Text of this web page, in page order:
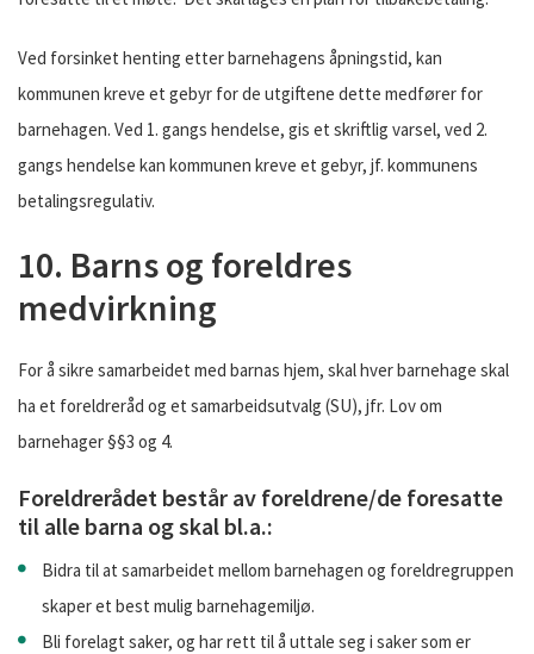
Ved forsinket henting etter barnehagens åpningstid, kan
kommunen kreve et gebyr for de utgiftene dette medfører for
barnehagen. Ved 1. gangs hendelse, gis et skriftlig varsel, ved 2.
gangs hendelse kan kommunen kreve et gebyr, jf. kommunens
betalingsregulativ.
10. Barns og foreldres
medvirkning
For å sikre samarbeidet med barnas hjem, skal hver barnehage skal
ha et foreldreråd og et samarbeidsutvalg (SU), jfr. Lov om
barnehager §§3 og 4.
Foreldrerådet består av foreldrene/de foresatte
til alle barna og skal bl.a.:
Bidra til at samarbeidet mellom barnehagen og foreldregruppen
skaper et best mulig barnehagemiljø.
Bli forelagt saker, og har rett til å uttale seg i saker som er